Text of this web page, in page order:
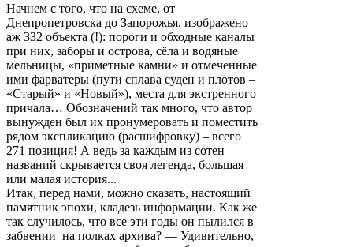
Начнем с того, что на схеме, от
Днепропетровска до Запорожья, изображено
аж 332 объекта (!): пороги и обходные каналы
при них, заборы и острова, сёла и водяные
мельницы, «приметные камни» и отмеченные
ими фарватеры (пути сплава суден и плотов –
«Старый» и «Новый»), места для экстренного
причала… Обозначений так много, что автор
вынужден был их пронумеровать и поместить
рядом экспликацию (расшифровку) – всего
271 позиция! А ведь за каждым из сотен
названий скрывается своя легенда, большая
или малая история...
Итак, перед нами, можно сказать, настоящий
памятник эпохи, кладезь информации. Как же
так случилось, что все эти годы он пылился в
забвении на полках архива? — Удивительно,